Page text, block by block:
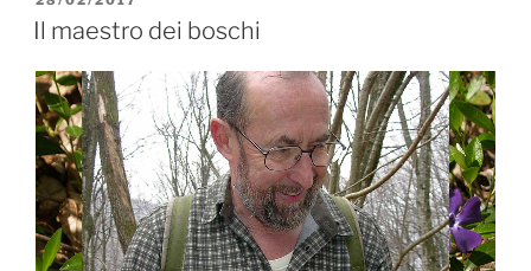
valle
un
uomo”
IL
Il maestro dei boschi